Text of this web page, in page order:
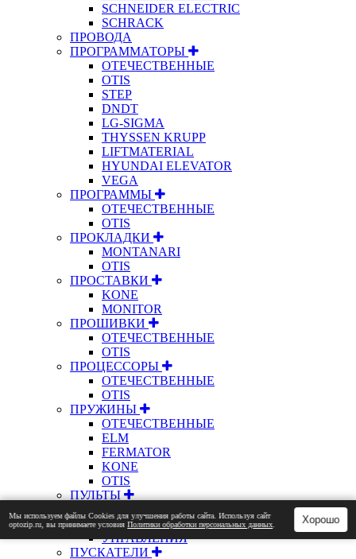
SCHNEIDER ELECTRIC
SCHRACK
ПРОВОДА
ПРОГРАММАТОРЫ
ОТЕЧЕСТВЕННЫЕ
OTIS
STEP
DNDT
LG-SIGMA
THYSSEN KRUPP
LIFTMATERIAL
HYUNDAI ELEVATOR
VEGA
ПРОГРАММЫ
ОТЕЧЕСТВЕННЫЕ
OTIS
ПРОКЛАДКИ
MONTANARI
OTIS
ПРОСТАВКИ
KONE
MONITOR
ПРОШИВКИ
ОТЕЧЕСТВЕННЫЕ
OTIS
ПРОЦЕССОРЫ
ОТЕЧЕСТВЕННЫЕ
OTIS
ПРУЖИНЫ
ОТЕЧЕСТВЕННЫЕ
ELM
FERMATOR
KONE
OTIS
ПУЛЬТЫ
РЕВИЗИИ
УПРАВЛЕНИЯ
ПУСКАТЕЛИ
Мы используем файлы Сookies для улучшения работы сайта. Используя сайт
optozip.ru, вы принимаете условияПолитики обработки персональных данных Хорошо